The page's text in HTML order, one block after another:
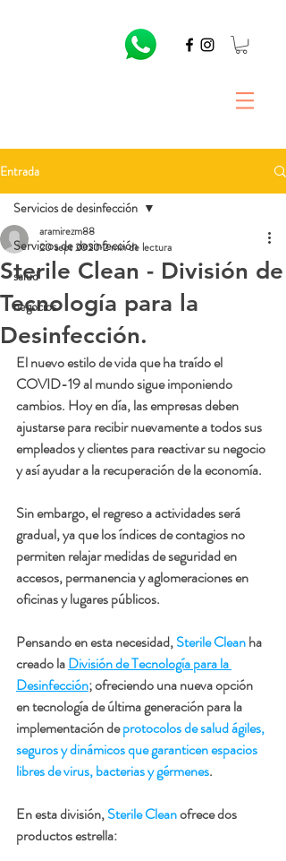
Entrada
Servicios de desinfección
salud
negocios
Servicios de desinfección
Sterile Clean - División de
Tecnología para la
Desinfección.
aramirezm88
20 sept 20202 min de lectura
El nuevo estilo de vida que ha traído el
COVID-19 al mundo sigue imponiendo
cambios. Hoy en día, las empresas deben
ajustarse para recibir nuevamente a todos sus
empleados y clientes para reactivar su negocio
y así ayudar a la recuperación de la economía.
Sin embargo, el regreso a actividades será
gradual, ya que los índices de contagios no
permiten relajar medidas de seguridad en
accesos, permanencia y aglomeraciones en
oficinas y lugares públicos.
Pensando en esta necesidad, Sterile Clean ha
creado la División de Tecnología para la
Desinfección; ofreciendo una nueva opción
en tecnología de última generación para la
implementación de protocolos de salud ágiles,
seguros y dinámicos que garanticen espacios
libres de virus, bacterias y gérmenes.
En esta división, Sterile Clean ofrece dos
productos estrella: